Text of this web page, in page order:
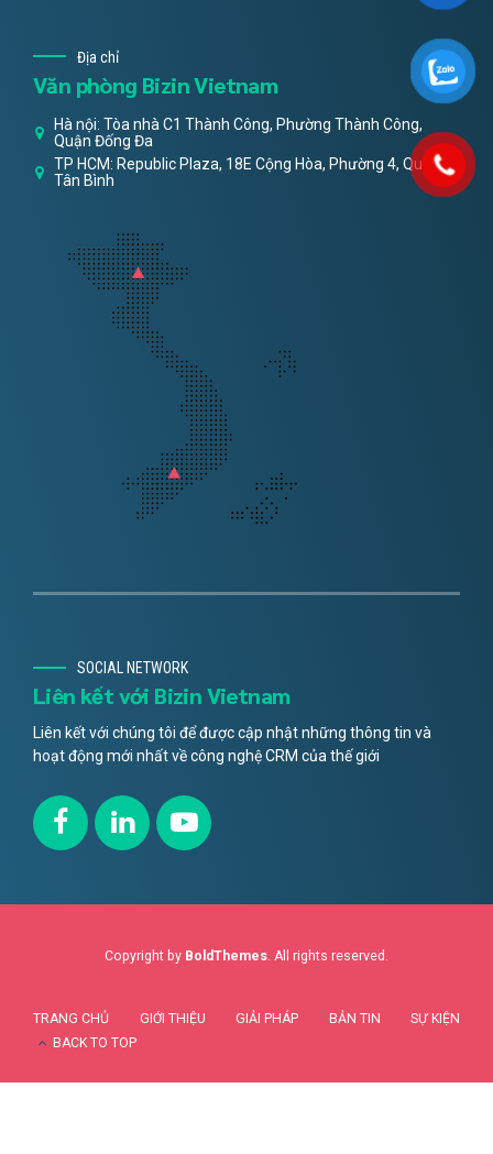
Địa chỉ
Văn phòng Bizin Vietnam
Hà nội: Tòa nhà C1 Thành Công, Phường Thành Công,
Quận Đống Đa
TP HCM: Republic Plaza, 18E Cộng Hòa, Phường 4, Quận
Tân Bình
SOCIAL NETWORK
Liên kết với Bizin Vietnam
Liên kết với chúng tôi để được cập nhật những thông tin và
hoạt động mới nhất về công nghệ CRM của thế giới
Copyright by BoldThemes . All rights reserved.
TRANG CHỦ GIỚI THIỆU GIẢI PHÁP BẢN TIN
SỰ KIỆN
BACK TO TOP